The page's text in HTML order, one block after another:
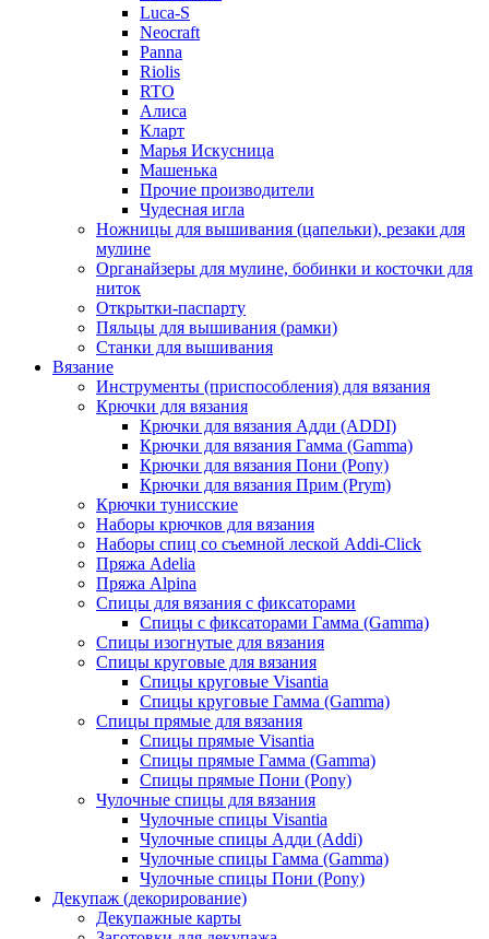
Luca-S
Neocraft
Panna
Riolis
RTO
Алиса
Кларт
Марья Искусница
Машенька
Прочие производители
Чудесная игла
Ножницы для вышивания (цапельки), резаки для
мулине
Органайзеры для мулине, бобинки и косточки для
ниток
Открытки-паспарту
Пяльцы для вышивания (рамки)
Станки для вышивания
Вязание
Инструменты (приспособления) для вязания
Крючки для вязания
Крючки для вязания Адди (ADDI)
Крючки для вязания Гамма (Gamma)
Крючки для вязания Пони (Pony)
Крючки для вязания Прим (Prym)
Крючки тунисские
Наборы крючков для вязания
Наборы спиц со съемной леской Addi-Click
Пряжа Adelia
Пряжа Alpina
Спицы для вязания с фиксаторами
Спицы с фиксаторами Гамма (Gamma)
Спицы изогнутые для вязания
Спицы круговые для вязания
Спицы круговые Visantia
Спицы круговые Гамма (Gamma)
Спицы прямые для вязания
Спицы прямые Visantia
Спицы прямые Гамма (Gamma)
Спицы прямые Пони (Pony)
Чулочные спицы для вязания
Чулочные спицы Visantia
Чулочные спицы Адди (Addi)
Чулочные спицы Гамма (Gamma)
Чулочные спицы Пони (Pony)
Декупаж (декорирование)
Декупажные карты